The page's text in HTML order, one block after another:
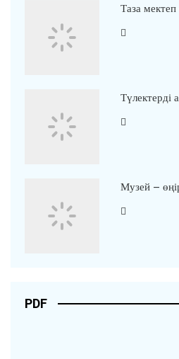
Таза
Түлектерді
Музей –
PDF